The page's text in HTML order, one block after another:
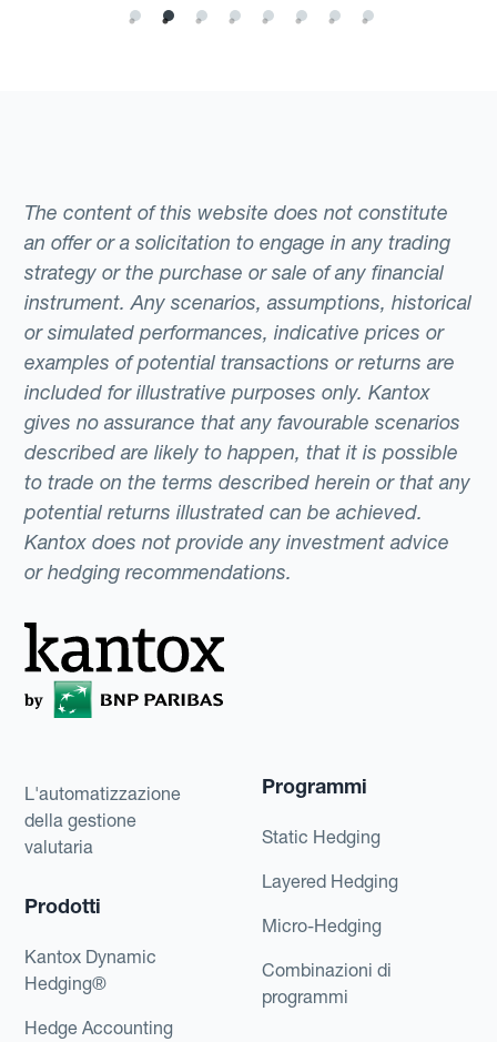
The content of this website does not constitute
an offer or a solicitation to engage in any trading
strategy or the purchase or sale of any financial
instrument. Any scenarios, assumptions, historical
or simulated performances, indicative prices or
examples of potential transactions or returns are
included for illustrative purposes only. Kantox
gives no assurance that any favourable scenarios
described are likely to happen, that it is possible
to trade on the terms described herein or that any
potential returns illustrated can be achieved.
Kantox does not provide any investment advice
or hedging recommendations.
L'automatizzazione
della gestione
valutaria
Prodotti
Kantox Dynamic
Hedging®
Hedge Accounting
Programmi
Static Hedging
Layered Hedging
Micro-Hedging
Combinazioni di
programmi